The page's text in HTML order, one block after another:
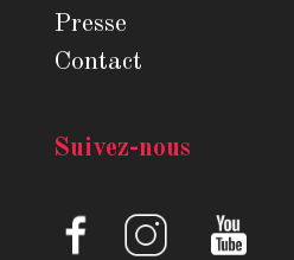
Presse
Contact
Suivez-nous